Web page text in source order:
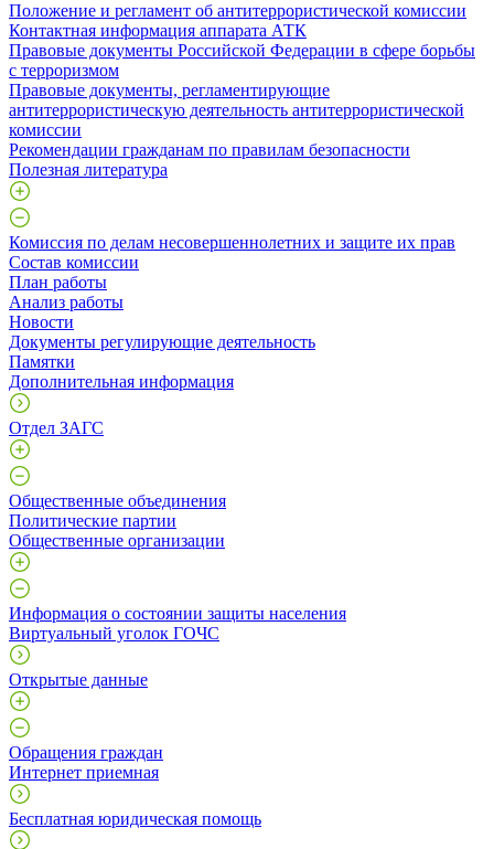
Положение и регламент об антитеррористической комиссии
Контактная информация аппарата АТК
Правовые документы Российской Федерации в сфере борьбы
с терроризмом
Правовые документы, регламентирующие
антитеррористическую деятельность антитеррористической
комиссии
Рекомендации гражданам по правилам безопасности
Полезная литература
Комиссия по делам несовершеннолетних и защите их прав
Состав комиссии
План работы
Анализ работы
Новости
Документы регулирующие деятельность
Памятки
Дополнительная информация
Отдел ЗАГС
Общественные объединения
Политические партии
Общественные организации
Информация о состоянии защиты населения
Виртуальный уголок ГОЧС
Открытые данные
Обращения граждан
Интернет приемная
Бесплатная юридическая помощь